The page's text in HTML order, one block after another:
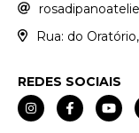
Rua: do
REDES SOCIAIS